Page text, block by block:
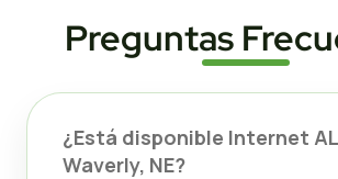
Preguntas
¿Está disponible Internet
Waverly, NE?